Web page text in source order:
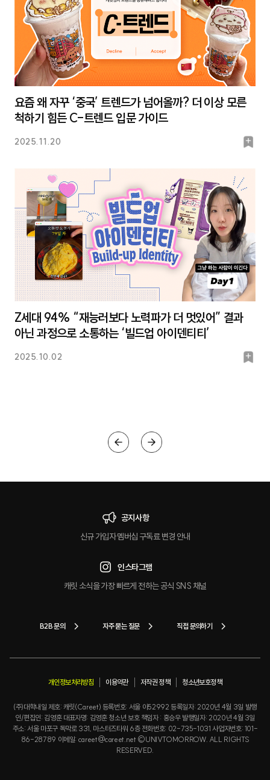
요즘 왜 자꾸 ‘중국’ 트렌드가 넘어올까? 더 이상 모른
척하기 힘든 C-트렌드 입문 가이드
2025.11.20
북
크
Z세대 94% “재능러보다 노력파가 더 멋있어” 결과
아닌 과정으로 소통하는 ‘빌드업 아이덴티티’
2025.10.02
북
공지사항
신규 가입자 멤버십 구독료 변경 안내
인스타그램
캐릿 소식을 가장 빠르게 전하는 공식 SNS 채널
B2B 문의 자주 묻는 질문 직접 문의하기
개인정보처리방침 이용약관 저작권 정책 청소년보호정책
(주)대학내일 제호: 캐릿(Careet) 등록번호: 서울 아52992 등록일자: 2020년 4월 3일 발행
인/편집인: 김영훈 대표자명: 김영훈 청소년 보호 책임자 : 홍승우 발행일자: 2020년 4월 3일
주소: 서울 마포구 독막로 331, 마스터즈타워 6층 전화번호: 02-735-1031 사업자번호: 101-
86-28789 이메일: careet@careet.net ©UNIVTOMORROW. ALL RIGHTS
RESERVED.